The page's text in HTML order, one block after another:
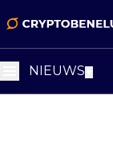
NIEUWS